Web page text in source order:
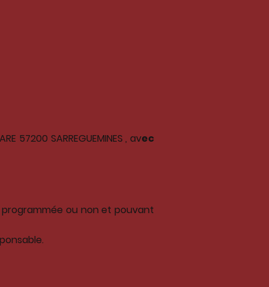
57200 SARREGUEMINES , avec
ou non et pouvant